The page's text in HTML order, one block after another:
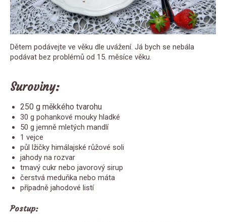
Dětem podávejte ve věku dle uvážení. Já bych se nebála
podávat bez problémů od 15. měsíce věku.
Suroviny:
250 g měkkého tvarohu
30 g pohankové mouky hladké
50 g jemně mletých mandlí
1 vejce
půl lžičky himálajské růžové soli
jahody na rozvar
tmavý cukr nebo javorový sirup
čerstvá meduňka nebo máta
případně jahodové listí
Postup: